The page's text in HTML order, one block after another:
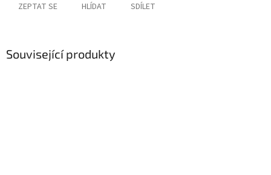
ZEPTAT SE HLÍDAT SDÍLET
Související produkty